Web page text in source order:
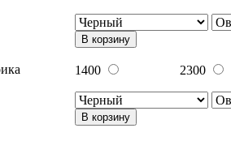
В корзину
1400 2300
В корзину